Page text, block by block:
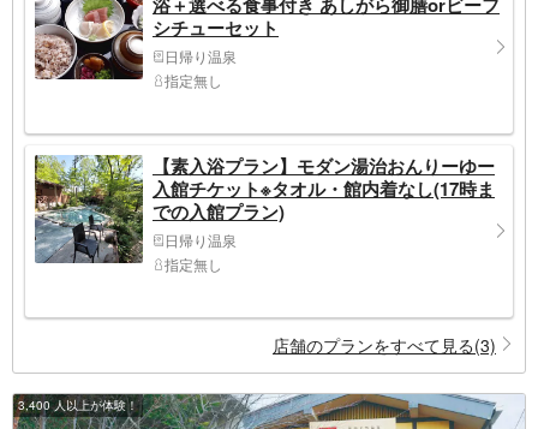
シチューセット
日帰り温泉
指定無し
【素入浴プラン】モダン湯治おんりーゆー
入館チケット※タオル・館内着なし(17時ま
での入館プラン)
日帰り温泉
指定無し
店舗のプランをすべて見る(3)
3,400 人以上が体験！